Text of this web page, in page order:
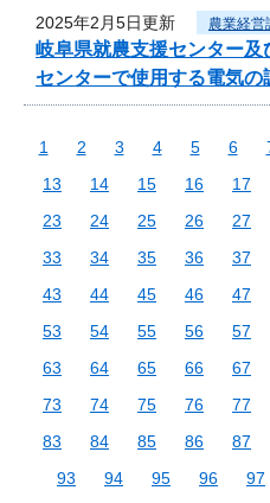
2025年2月5日更新 農業経営
岐阜県就農支援センター
センターで使用する電気
1 2 3 4 5 6
13
14 15 16 17
23
24 25 26 27
33
34 35 36 37
43
44 45 46 47
53
54 55 56 57
63
64 65 66 67
73
74 75 76 77
83
84 85 86 87
93
94 95 96 97